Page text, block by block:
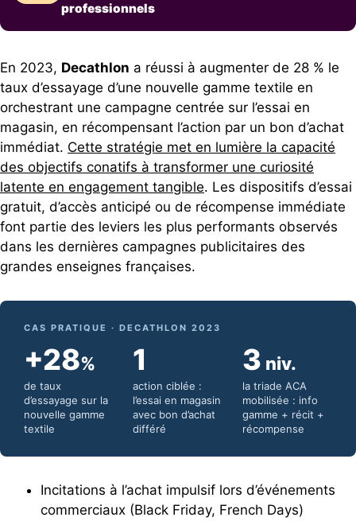
professionnels
En 2023, Decathlon a réussi à augmenter de 28 % le
taux d’essayage d’une nouvelle gamme textile en
orchestrant une campagne centrée sur l’essai en
magasin, en récompensant l’action par un bon d’achat
immédiat. Cette stratégie met en lumière la capacité
des objectifs conatifs à transformer une curiosité
latente en engagement tangible. Les dispositifs d’essai
gratuit, d’accès anticipé ou de récompense immédiate
font partie des leviers les plus performants observés
dans les dernières campagnes publicitaires des
grandes enseignes françaises.
CAS PRATIQUE · DECATHLON 2023
+28%
de taux
d’essayage sur la
nouvelle gamme
textile
1
action ciblée :
l’essai en magasin
avec bon d’achat
différé
3 niv.
la triade ACA
mobilisée : info
gamme + récit +
récompense
Incitations à l’achat impulsif lors d’événements
commerciaux (Black Friday, French Days)